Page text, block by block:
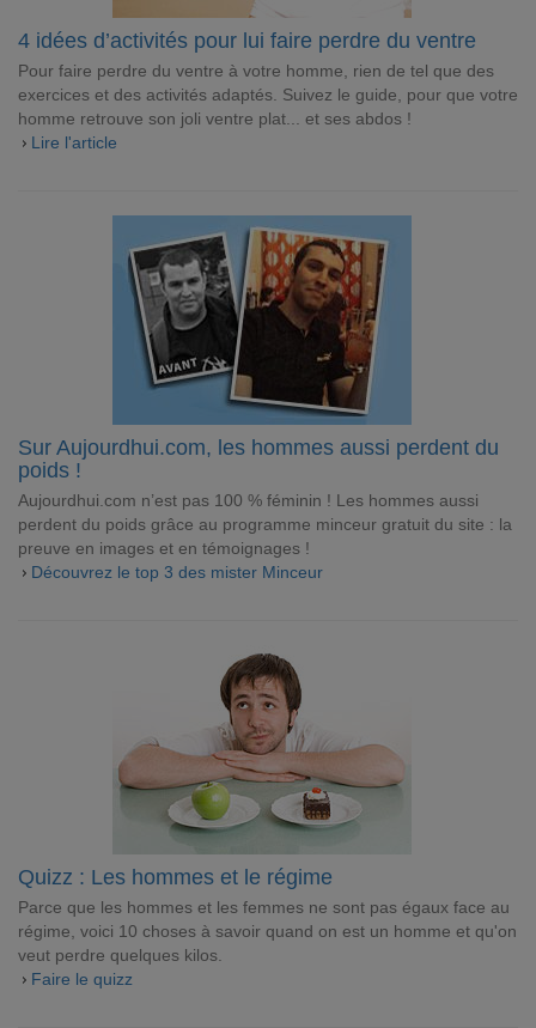
4 idées d’activités pour lui faire perdre du ventre
Pour faire perdre du ventre à votre homme, rien de tel que des
exercices et des activités adaptés. Suivez le guide, pour que votre
homme retrouve son joli ventre plat... et ses abdos !
Lire l'article
Sur Aujourdhui.com, les hommes aussi perdent du
poids !
Aujourdhui.com n’est pas 100 % féminin ! Les hommes aussi
perdent du poids grâce au programme minceur gratuit du site : la
preuve en images et en témoignages !
Découvrez le top 3 des mister Minceur
Quizz : Les hommes et le régime
Parce que les hommes et les femmes ne sont pas égaux face au
régime, voici 10 choses à savoir quand on est un homme et qu'on
veut perdre quelques kilos.
Faire le quizz